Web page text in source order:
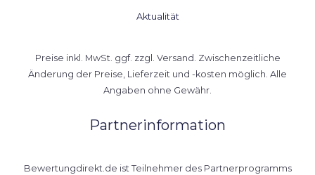
Aktualität
Preise inkl. MwSt. ggf. zzgl. Versand. Zwischenzeitliche
Änderung der Preise, Lieferzeit und -kosten möglich. Alle
Angaben ohne Gewähr.
Partnerinformation
Bewertungdirekt.de ist Teilnehmer des Partnerprogramms